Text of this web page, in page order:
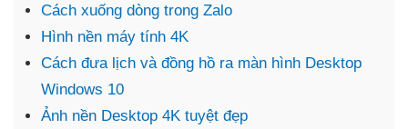
Cách xuống dòng trong Zalo
Hình nền máy tính 4K
Cách đưa lịch và đồng hồ ra màn hình Desktop
Windows 10
Ảnh nền Desktop 4K tuyệt đẹp